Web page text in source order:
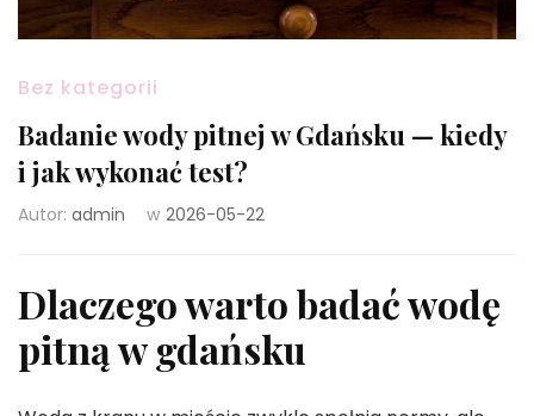
Bez kategorii
Badanie wody pitnej w Gdańsku — kiedy
i jak wykonać test?
Autor: admin w 2026-05-22
Dlaczego warto badać wodę
pitną w gdańsku